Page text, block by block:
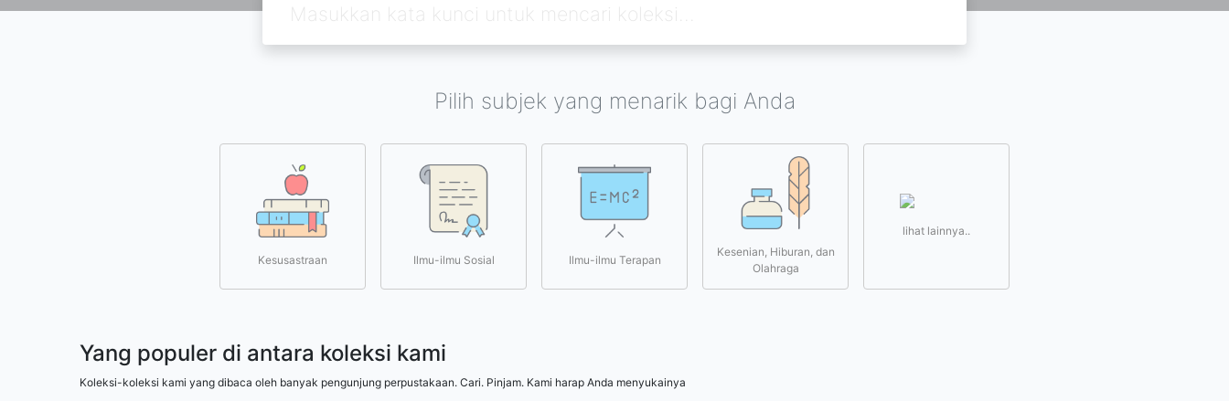
Pilih subjek yang menarik bagi Anda
Kesusastraan Ilmu-ilmu Sosial Ilmu-ilmu Terapan
Kesenian, Hiburan, dan
Olahraga
lihat lainnya..
Yang populer di antara koleksi kami
Koleksi-koleksi kami yang dibaca oleh banyak pengunjung perpustakaan. Cari. Pinjam. Kami harap Anda menyukainya